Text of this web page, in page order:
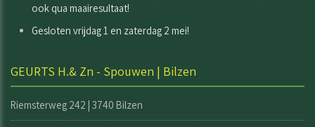
ook qua maairesultaat!
Gesloten vrijdag 1 en zaterdag 2 mei!
GEURTS H.& Zn - Spouwen | Bilzen
Riemsterweg 242 | 3740 Bilzen